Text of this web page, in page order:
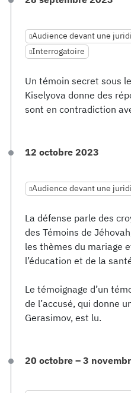
Audience devant une
Interrogatoire
Un témoin secret sous
Kiselyova donne des
sont en contradiction
12 octobre 2023
Audience devant une
La défense parle des
des Témoins de
les thèmes du mariage
l’éducation et de la
Le témoignage d’un
de l’accusé, qui donne
Gerasimov, est lu.
20 octobre – 3